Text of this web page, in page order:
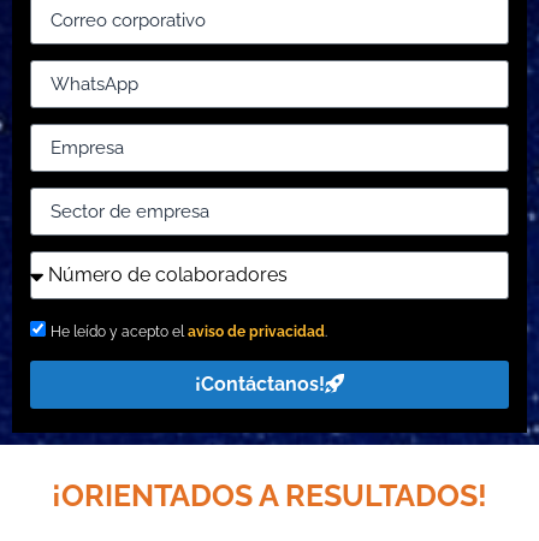
He leído y acepto elaviso de privacidad.
¡Contáctanos!
¡ORIENTADOS A RESULTADOS!